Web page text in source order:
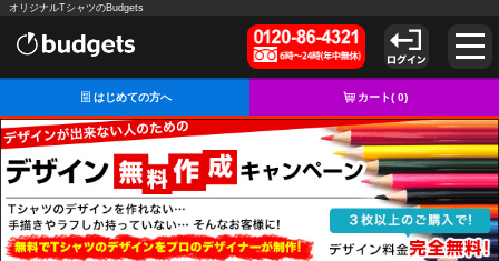
オリジナルTシャツのBudgets
はじめての方へ カート(0)